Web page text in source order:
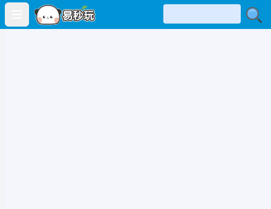
Open main menu